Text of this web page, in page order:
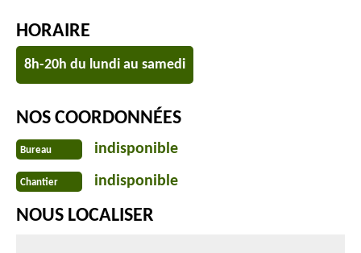
HORAIRE
8h-20h du lundi au samedi
NOS COORDONNÉES
Bureau indisponible
Chantier indisponible
NOUS LOCALISER